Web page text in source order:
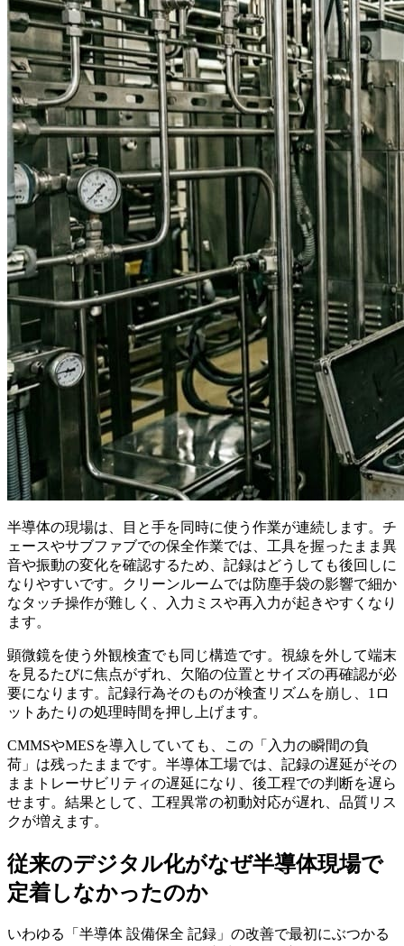
半導体の現場は、目と手を同時に使う作業が連続します。チ
ェースやサブファブでの保全作業では、工具を握ったまま異
音や振動の変化を確認するため、記録はどうしても後回しに
なりやすいです。クリーンルームでは防塵手袋の影響で細か
なタッチ操作が難しく、入力ミスや再入力が起きやすくなり
ます。
顕微鏡を使う外観検査でも同じ構造です。視線を外して端末
を見るたびに焦点がずれ、欠陥の位置とサイズの再確認が必
要になります。記録行為そのものが検査リズムを崩し、1ロ
ットあたりの処理時間を押し上げます。
CMMSやMESを導入していても、この「入力の瞬間の負
荷」は残ったままです。半導体工場では、記録の遅延がその
ままトレーサビリティの遅延になり、後工程での判断を遅ら
せます。結果として、工程異常の初動対応が遅れ、品質リス
クが増えます。
従来のデジタル化がなぜ半導体現場で
定着しなかったのか
いわゆる「半導体 設備保全 記録」の改善で最初にぶつかる